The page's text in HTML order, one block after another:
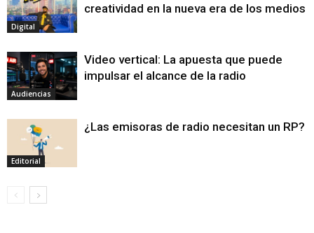
Digital
creatividad en la nueva era de los medios
Audiencias
Video vertical: La apuesta que puede
impulsar el alcance de la radio
Editorial
¿Las emisoras de radio necesitan un RP?